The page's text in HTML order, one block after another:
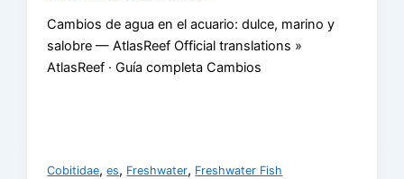
Cambios de agua en el acuario: dulce, marino y
salobre — AtlasReef Official translations »
AtlasReef · Guía completa Cambios
Cobitidae,es, Freshwater, Freshwater Fish